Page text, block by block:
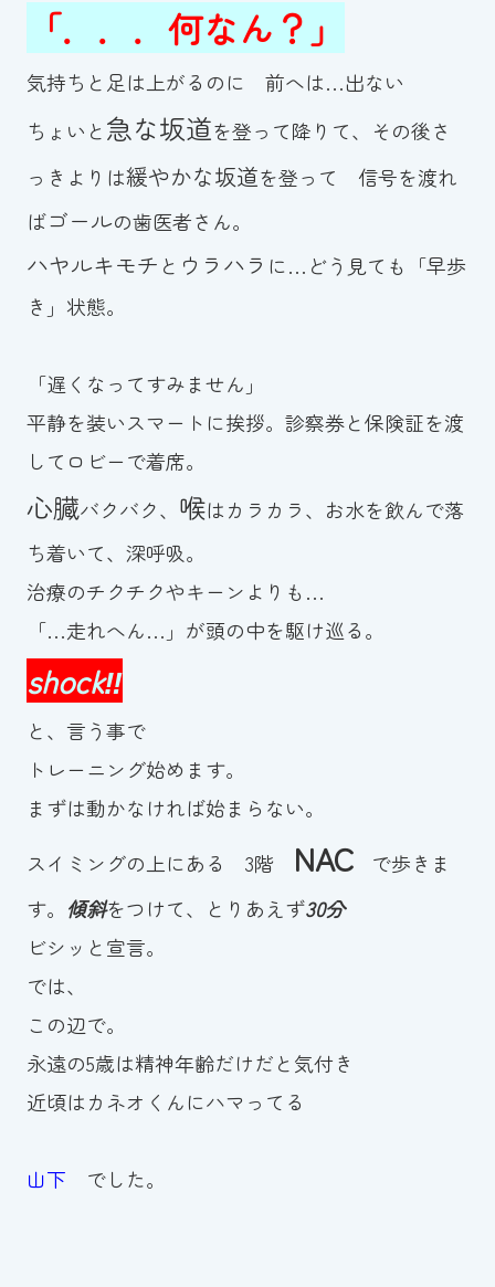
「．．．何なん？」
気持ちと足は上がるのに 前へは…出ない
ちょいと 急な坂道を登って降りて、その後さ
っきよりは緩やかな坂道を登って 信号を渡れ
ばゴールの歯医者さん。
ハヤルキモチ と ウラハラ に…どう見ても「早歩
き」状態。
「遅くなってすみません」
平静を装いスマートに挨拶。診察券と保険証を渡
してロビーで着席。
心臓バクバク、 喉はカラカラ、お水を飲んで落
ち着いて、深呼吸。
治療のチクチクやキーンよりも…
「…走れへん…」が頭の中を駆け巡る。
shock‼
と、言う事で
トレーニング始めます。
まずは動かなければ始まらない。
スイミングの上にある 3階 NAC
で歩きま
す。 傾斜をつけて、とりあえず30分
ビシッと宣言。
では、
この辺で。
永遠の5歳は精神年齢だけだと気付き
近頃はカネオくんにハマってる
山下 でした。